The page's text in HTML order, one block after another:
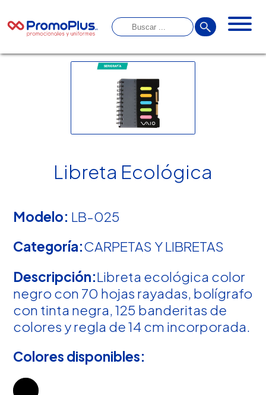
Libreta Ecológica
Modelo: LB-025
Categoría:CARPETAS Y LIBRETAS
Descripción:Libreta ecológica color
negro con 70 hojas rayadas, bolígrafo
con tinta negra, 125 banderitas de
colores y regla de 14 cm incorporada.
Colores disponibles: